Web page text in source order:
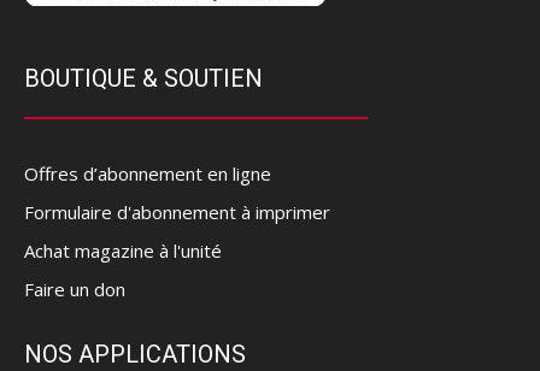
BOUTIQUE & SOUTIEN
Offres d’abonnement en ligne
Formulaire d'abonnement à imprimer
Achat magazine à l'unité
Faire un don
NOS APPLICATIONS